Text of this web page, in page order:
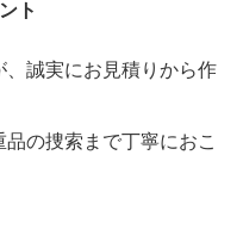
ト
誠実にお見積りから作
の捜索まで丁寧におこ